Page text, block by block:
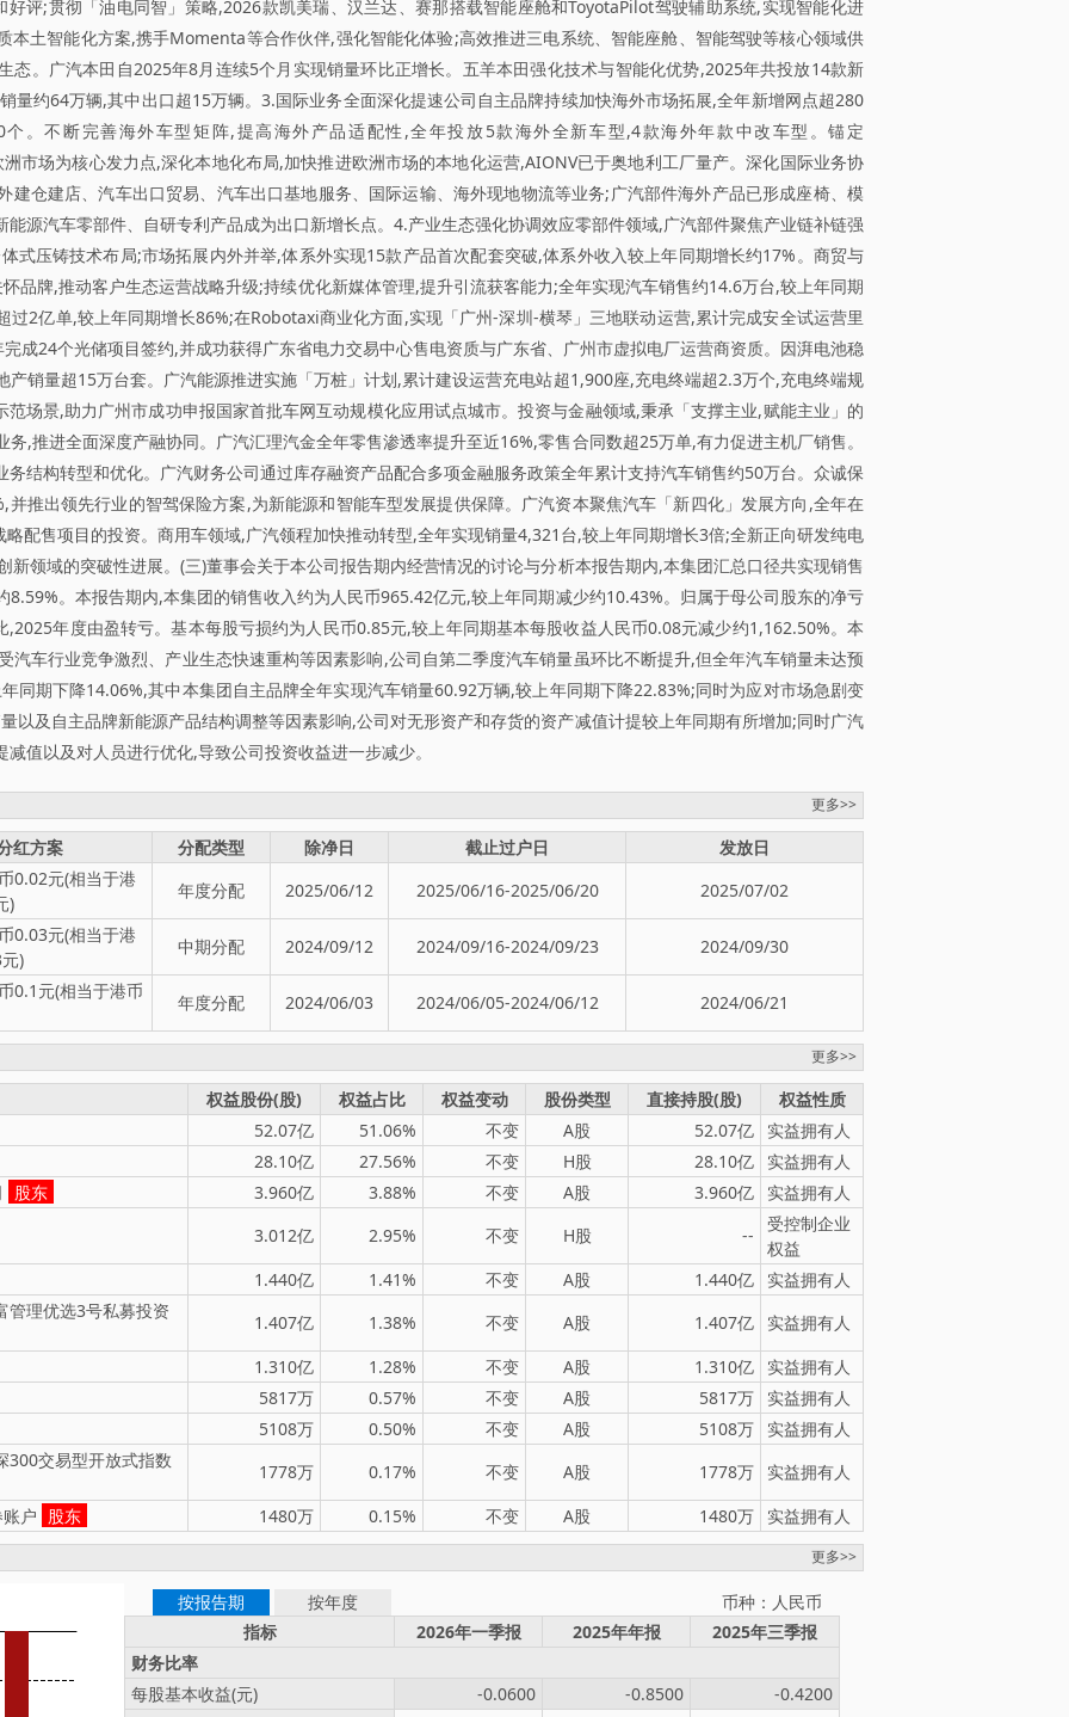
评;贯彻「油电同智」策略,2026款凯美瑞、汉兰达、赛那搭载智能座舱和ToyotaPilot驾驶辅助系统,实现智能化进
本土智能化方案,携手Momenta等合作伙伴,强化智能化体验;高效推进三电系统、智能座舱、智能驾驶等核心领域供
态。广汽本田自2025年8月连续5个月实现销量环比正增长。五羊本田强化技术与智能化优势,2025年共投放14款新
量约64万辆,其中出口超15万辆。3.国际业务全面深化提速公司自主品牌持续加快海外市场拓展,全年新增网点超280
。不断完善海外车型矩阵,提高海外产品适配性,全年投放5款海外全新车型,4款海外年款中改车型。锚定
市场为核心发力点,深化本地化布局,加快推进欧洲市场的本地化运营,AIONV已于奥地利工厂量产。深化国际业务协
建仓建店、汽车出口贸易、汽车出口基地服务、国际运输、海外现地物流等业务;广汽部件海外产品已形成座椅、模
源汽车零部件、自研专利产品成为出口新增长点。4.产业生态强化协调效应零部件领域,广汽部件聚焦产业链补链强
式压铸技术布局;市场拓展内外并举,体系外实现15款产品首次配套突破,体系外收入较上年同期增长约17%。商贸与
品牌,推动客户生态运营战略升级;持续优化新媒体管理,提升引流获客能力;全年实现汽车销售约14.6万台,较上年同期
过2亿单,较上年同期增长86%;在Robotaxi商业化方面,实现「广州-深圳-横琴」三地联动运营,累计完成安全试运营里
成24个光储项目签约,并成功获得广东省电力交易中心售电资质与广东省、广州市虚拟电厂运营商资质。因湃电池稳
销量超15万台套。广汽能源推进实施「万桩」计划,累计建设运营充电站超1,900座,充电终端超2.3万个,充电终端规
场景,助力广州市成功申报国家首批车网互动规模化应用试点城市。投资与金融领域,秉承「支撑主业,赋能主业」的
,推进全面深度产融协同。广汽汇理汽金全年零售渗透率提升至近16%,零售合同数超25万单,有力促进主机厂销售。
结构转型和优化。广汽财务公司通过库存融资产品配合多项金融服务政策全年累计支持汽车销售约50万台。众诚保
推出领先行业的智驾保险方案,为新能源和智能车型发展提供保障。广汽资本聚焦汽车「新四化」发展方向,全年在
配售项目的投资。商用车领域,广汽领程加快推动转型,全年实现销量4,321台,较上年同期增长3倍;全新正向研发纯电
领域的突破性进展。(三)董事会关于本公司报告期内经营情况的讨论与分析本报告期内,本集团汇总口径共实现销售
。本报告期内,本集团的销售收入约为人民币965.42亿元,较上年同期减少约10.43%。归属于母公司股东的净亏
年度由盈转亏。基本每股亏损约为人民币0.85元,较上年同期基本每股收益人民币0.08元减少约1,162.50%。本
汽车行业竞争激烈、产业生态快速重构等因素影响,公司自第二季度汽车销量虽环比不断提升,但全年汽车销量未达预
同期下降14.06%,其中本集团自主品牌全年实现汽车销量60.92万辆,较上年同期下降22.83%;同时为应对市场急剧变
以及自主品牌新能源产品结构调整等因素影响,公司对无形资产和存货的资产减值计提较上年同期有所增加;同时广汽
值以及对人员进行优化,导致公司投资收益进一步减少。
更多>>
红方案 分配类型 除净日 截止过户日
发放日
0.02元(相当于港
)
年度分配 2025/06/12 2025/06/16-2025/06/20
2025/07/02
0.03元(相当于港
)
中期分配 2024/09/12 2024/09/16-2024/09/23
2024/09/30
0.1元(相当于港币
年度分配 2024/06/03 2024/06/05-2024/06/12 2024/06/21
更多>>
权益股份(股) 权益占比 权益变动 股份类型 直接持股(股)
权益性质
52.07亿
51.06% 不变 A股 52.07亿
实益拥有人
28.10亿
27.56% 不变 H股 28.10亿
实益拥有人
股东 3.960亿 3.88% 不变 A股 3.960亿
实益拥有人
3.012亿
2.95% 不变 H股 --
受控制企业
权益
1.440亿
1.41% 不变 A股 1.440亿
实益拥有人
理优选3号私募投资
1.407亿 1.38% 不变 A股 1.407亿
实益拥有人
1.310亿
1.28% 不变 A股 1.310亿
实益拥有人
5817万
0.57% 不变 A股 5817万
实益拥有人
5108万
0.50% 不变 A股 5108万
实益拥有人
300交易型开放式指数
1778万 0.17% 不变 A股 1778万
实益拥有人
户 股东 1480万 0.15% 不变 A股 1480万 实益拥有人
更多>>
币种：人民币
按报告期
按年度
指标
2026年一季报 2025年年报
2025年三季报
财务比率
每股基本收益(元)
-0.0600 -0.8500
-0.4200